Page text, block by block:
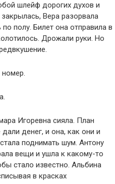
шлейф дорогих духов и
Вера разорвала
полу. Билет она отправила в
Дрожали руки. Но
номер.
Игоревна сияла. План
денег, и она, как они и
поднимать шум. Антону
вещи и ушла к какому-то
стало известно. Альбина
в красках